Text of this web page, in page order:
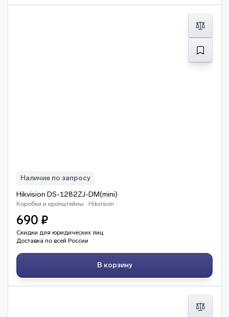
Наличие по запросу
Hikvision DS-1282ZJ-DM(mini)
Коробки и кронштейны · Hikvision
690 ₽
Скидки для юридических лиц
Доставка по всей России
В корзину